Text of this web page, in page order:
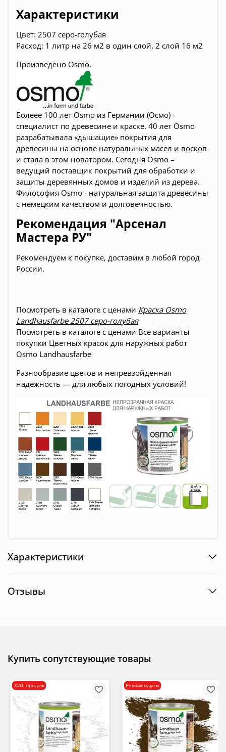
Характеристики
Цвет: 2507 cеро-голубая
Расход: 1 литр на 26 м2 в один слой. 2 слой 16 м2
Произведено Osmo.
Болеее 100 лет Osmo из Германии (Осмо) -
специалист по древесине и краске. 40 лет Osmo
разрабатывала «дышащие» покрытия для
древесины на основе натуральных масел и восков
и стала в этом новатором. Сегодня Osmo –
ведущий поставщик покрытий для обработки и
защиты деревянных домов и изделий из дерева.
Философия Osmo - натуральная защита древесины
с немецким качеством и долговечностью.
Рекомендация "Арсенал
Мастера РУ"
Рекомендуем к покупке, доставим в любой город
России.
Посмотреть в каталоге с ценами Краска Osmo
Landhausfarbe 2507 cеро-голубая
Посмотреть в каталоге с ценами Все варианты
покупки Цветных красок для наружных работ
Osmo Landhausfarbe
Разнообразие цветов и непревзойденная
надежность — для любых погодных условий!
Характеристики
Отзывы
Купить сопутствующие товары
ХИТ продаж Рекомендуем